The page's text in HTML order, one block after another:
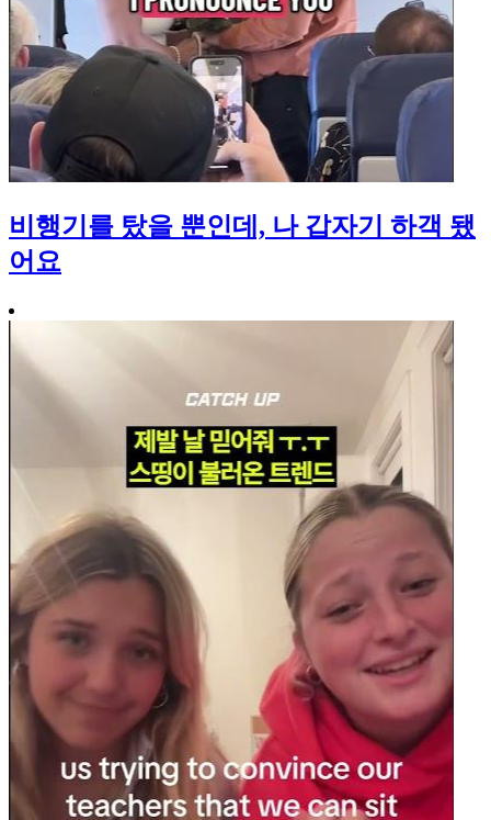
비행기를 탔을 뿐인데, 나 갑자기 하객 됐
어요